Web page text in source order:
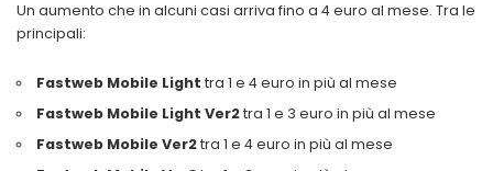
Un aumento che in alcuni casi arriva fino a 4 euro al mese. Tra le
principali:
Fastweb Mobile Light tra 1 e 4 euro in più al mese
Fastweb Mobile Light Ver2tra 1 e 3 euro in più al mese
Fastweb Mobile Ver2tra 1 e 4 euro in più al mese